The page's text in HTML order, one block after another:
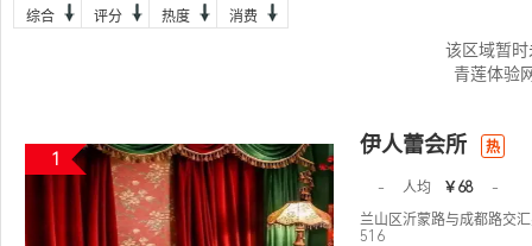
综合 评分 热度 消费
该区域暂
青莲体验
1
伊人蕾会所 热
- 人均 ￥68
-
兰山区沂蒙路与成都路交
516